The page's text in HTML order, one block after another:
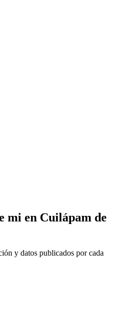
mi en Cuilápam de
y datos publicados por cada